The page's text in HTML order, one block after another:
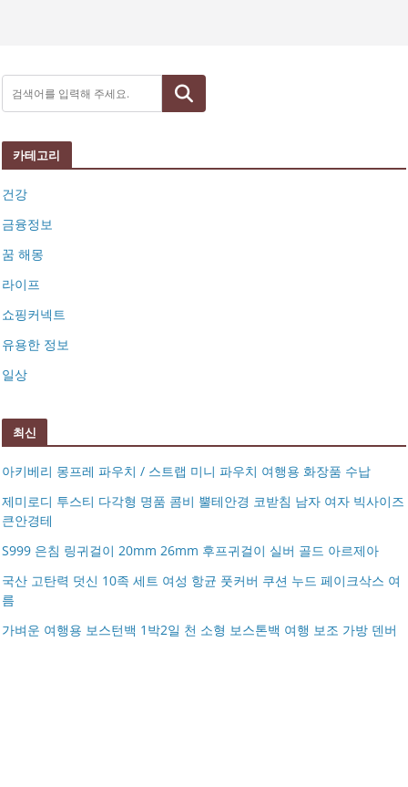
검색
카테고리
건강
금융정보
꿈 해몽
라이프
쇼핑커넥트
유용한 정보
일상
최신
아키베리 몽프레 파우치 / 스트랩 미니 파우치 여행용 화장품 수납
제미로디 투스티 다각형 명품 콤비 뿔테안경 코받침 남자 여자 빅사이즈
큰안경테
S999 은침 링귀걸이 20mm 26mm 후프귀걸이 실버 골드 아르제아
국산 고탄력 덧신 10족 세트 여성 항균 풋커버 쿠션 누드 페이크삭스 여
름
가벼운 여행용 보스턴백 1박2일 천 소형 보스톤백 여행 보조 가방 덴버
아키베리 몽프레 파우치 / 스트랩 미니 파우치 여행용 화장
품 수납
제미로디 투스티 다각형 명품 콤비 뿔테안경 코받침 남자